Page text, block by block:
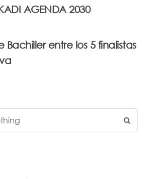
AGENDA 2030
Bachiller entre los 5 finalistas